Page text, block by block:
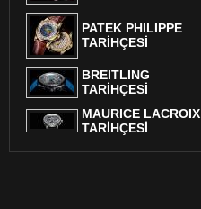
PATEK PHILIPPE
TARİHÇESİ
BREITLING
TARİHÇESİ
MAURICE LACROIX
TARİHÇESİ